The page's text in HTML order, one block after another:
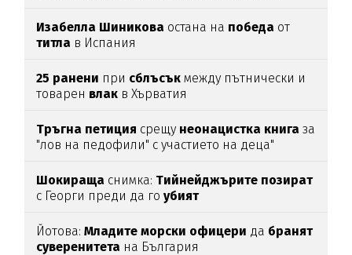
Изабелла Шиникова остана на победа от
титла в Испания
25 ранени при сблъсък между пътнически и
товарен влак в Хърватия
Тръгна петиция срещу неонацистка книга за
"лов на педофили" с участието на деца"
Шокираща снимка: Тийнейджърите позират
с Георги преди да гоубият
Йотова:Младите морски офицери да бранят
суверенитета на България